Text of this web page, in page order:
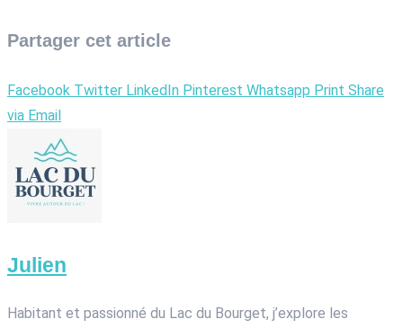
Partager cet article
Facebook Twitter LinkedIn Pinterest Whatsapp Print Share
via Email
Julien
Habitant et passionné du Lac du Bourget, j’explore les